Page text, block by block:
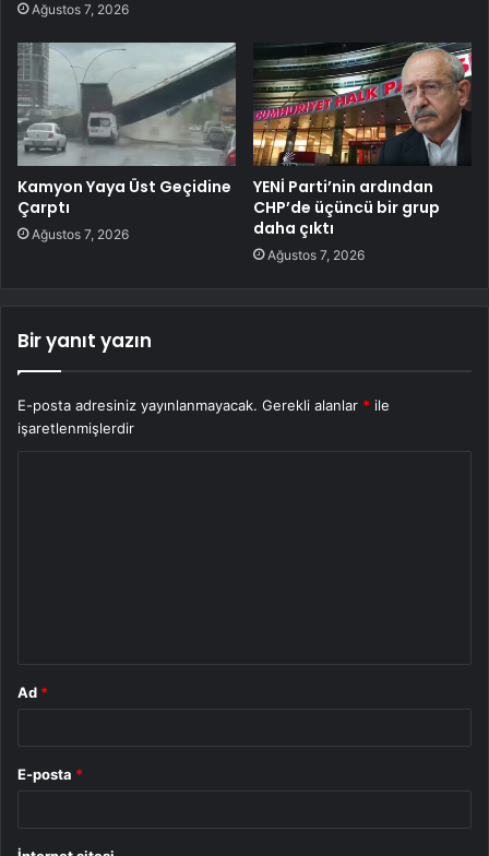
Ağustos 7, 2026
Kamyon Yaya Üst Geçidine
Çarptı
Ağustos 7, 2026
YENİ Parti’nin ardından
CHP’de üçüncü bir grup
daha çıktı
Ağustos 7, 2026
Bir yanıt yazın
E-posta adresiniz yayınlanmayacak. Gerekli alanlar * ile
işaretlenmişlerdir
Ad *
E-posta *